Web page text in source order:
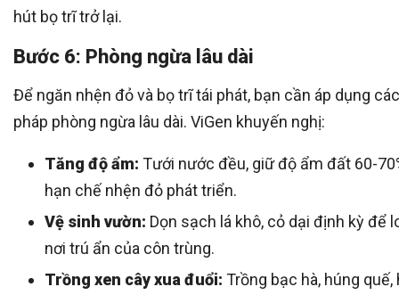
hút bọ trĩ trở lại.
Bước 6: Phòng ngừa lâu dài
Để ngăn nhện đỏ và bọ trĩ tái phát, bạn cần áp dụng
pháp phòng ngừa lâu dài. ViGen khuyến nghị:
Tăng độ ẩm: Tưới nước đều, giữ độ ẩm đất 60-
hạn chế nhện đỏ phát triển.
Vệ sinh vườn: Dọn sạch lá khô, cỏ dại định kỳ để
nơi trú ẩn của côn trùng.
Trồng xen cây xua đuổi: Trồng bạc hà, húng quế,